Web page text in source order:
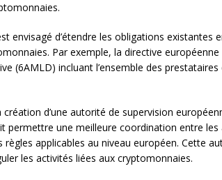
envisagé d’étendre les obligations existantes
Par exemple, la directive
(6AMLD) incluant l’ensemble des
d’une autorité de supervision
permettre une meilleure coordination entre
règles applicables au niveau européen. Cette
les activités liées aux cryptomonnaies.